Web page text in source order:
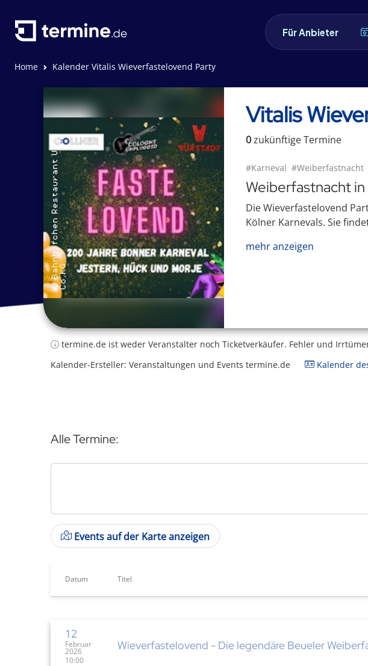
Für Anbieter
Home Kalender Vitalis Wieverfastelovend Party
Vitalis
0zukünftigeTermine
#Karneval #Weiberfastnacht
Weiberfastnacht
Die Wieverfastelovend
Kölner Karnevals. Sie
mehr anzeigen
termine.de ist weder Veranstalter noch Ticketverkäufer. Fehler und
Kalender-Ersteller: Veranstaltungen und Events termine.de
Kalender
Alle Termine:
Events auf der Karte anzeigen
Datum Titel
12
Februar
2026
10:00
Wieverfastelovend - Die legendäre Beueler